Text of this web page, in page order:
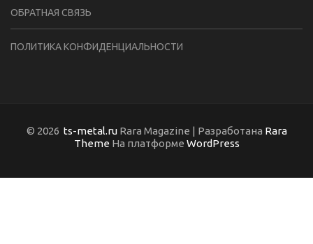
ОБРАТНАЯ СВЯЗЬ
ПОЛИТИКА КОНФИДЕНЦИАЛЬНОСТИ
© 2026 ts-metal.ruRara Magazine | Разработана Rara
Theme На платформе WordPress